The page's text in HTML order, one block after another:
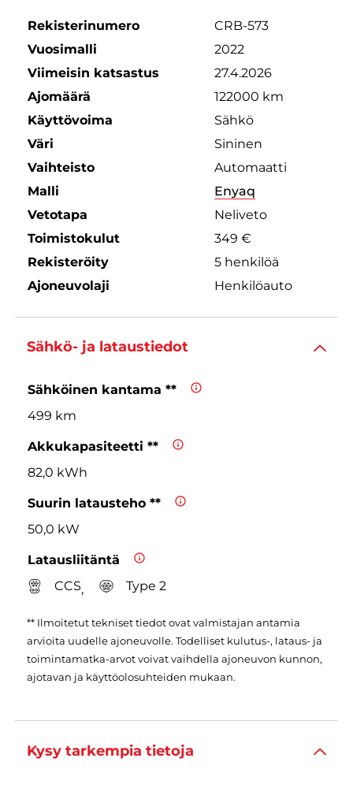
Rekisterinumero
CRB-573
Vuosimalli
2022
Viimeisin katsastus
27.4.2026
Ajomäärä
122000 km
Käyttövoima
Sähkö
Väri
Sininen
Vaihteisto
Automaatti
Malli
Enyaq
Vetotapa
Neliveto
Toimistokulut
349 €
Rekisteröity
5 henkilöä
Ajoneuvolaji
Henkilöauto
Sähkö- ja lataustiedot
Sähköinen kantama **
499 km
Akkukapasiteetti **
82,0 kWh
Suurin latausteho **
50,0 kW
Latausliitäntä
CCS, Type 2
** Ilmoitetut tekniset tiedot ovat valmistajan antamia
arvioita uudelle ajoneuvolle. Todelliset kulutus-, lataus- ja
toimintamatka-arvot voivat vaihdella ajoneuvon kunnon,
ajotavan ja käyttöolosuhteiden mukaan.
Kysy tarkempia tietoja